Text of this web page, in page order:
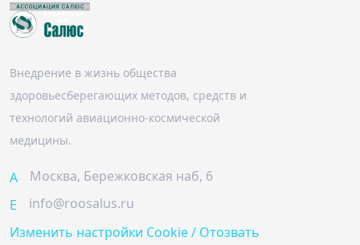
Внедрение в жизнь общества
здоровьесберегающих методов, средств и
технологий авиационно-космической
медицины.
A
Москва, Бережковская наб, 6
E
info@roosalus.ru
Изменить настройки Cookie / Отозвать